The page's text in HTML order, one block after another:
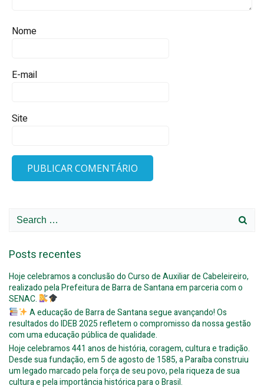
Nome
E-mail
Site
Search
Posts recentes
Hoje celebramos a conclusão do Curso de Auxiliar de Cabeleireiro,
realizado pela Prefeitura de Barra de Santana em parceria com o
SENAC.
A educação de Barra de Santana segue avançando! Os
resultados do IDEB 2025 refletem o compromisso da nossa gestão
com uma educação pública de qualidade.
Hoje celebramos 441 anos de história, coragem, cultura e tradição.
Desde sua fundação, em 5 de agosto de 1585, a Paraíba construiu
um legado marcado pela força de seu povo, pela riqueza de sua
cultura e pela importância histórica para o Brasil.